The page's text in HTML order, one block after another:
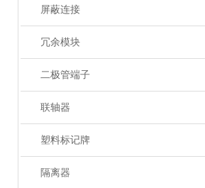
屏蔽连接
冗余模块
二极管端子
联轴器
塑料标记牌
隔离器